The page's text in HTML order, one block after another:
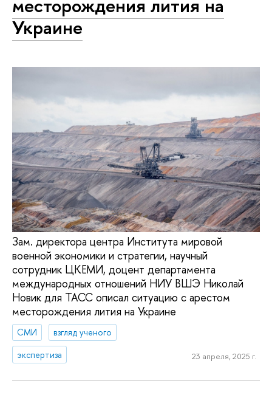
месторождения лития на
Украине
Зам. директора центра Института мировой
военной экономики и стратегии, научный
сотрудник ЦКЕМИ, доцент департамента
международных отношений НИУ ВШЭ Николай
Новик для ТАСС описал ситуацию с арестом
месторождения лития на Украине
СМИ
взгляд ученого
экспертиза
23 апреля, 2025 г.